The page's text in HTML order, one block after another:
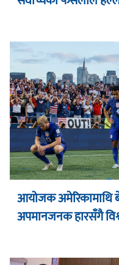
आयोजक अमेरिकामाथि
अपमानजनक हारसँगै